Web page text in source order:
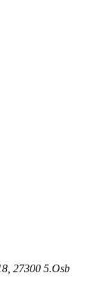
27300 5.Osb